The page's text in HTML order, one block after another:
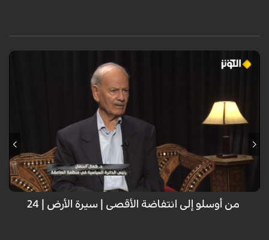
تاريخ فلسطين هو سجل طويل من النضال المستمر ضد الاحتلال، حيث تداخلت
جهود الفلسطينيين مع دعم ودور دول مجاورة كالأردن ومصر وغيرها، في
مواجهة تحديات سياسية وعسكرية متعددة، سعياً لتحقيق الحرية والاستقلال
الوطني.
من أوسلو إلى انتفاضة الأقصى | سيرة الأرض | 24